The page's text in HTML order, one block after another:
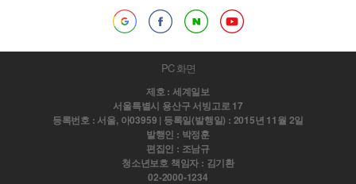
PC 화면
제호 : 세계일보
서울특별시 용산구 서빙고로 17
등록번호 : 서울, 아03959 | 등록일(발행일) : 2015년 11월 2일
발행인 : 박정훈
편집인 : 조남규
청소년보호 책임자 : 김기환
02-2000-1234